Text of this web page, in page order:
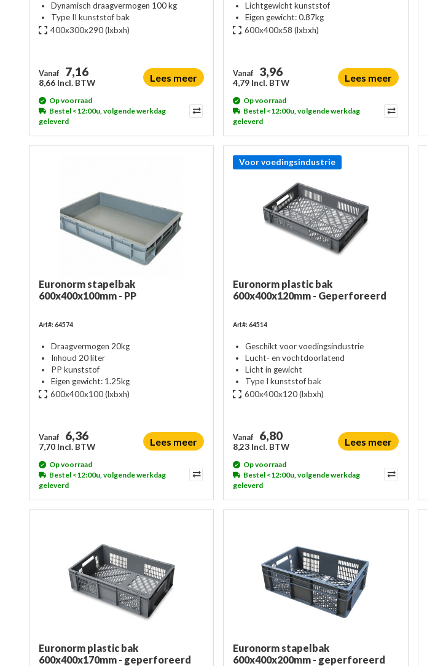
Dynamisch draagvermogen 100 kg
Type II kunststof bak
400x300x290(lxbxh)
Vanaf 7,16
8,66 Incl. BTW Lees meer
Op voorraad
Bestel <12:00u, volgende werkdag
geleverd
Lichtgewicht kunststof
Eigen gewicht: 0.87kg
600x400x58 (lxbxh)
Vanaf 3,96
4,79 Incl. BTW Lees meer
Op voorraad
Bestel <12:00u, volgende werkdag
geleverd
Euronorm stapelbak
600x400x100mm - PP
Art#: 64574
Draagvermogen 20kg
Inhoud 20 liter
PP kunststof
Eigen gewicht: 1.25kg
600x400x100(lxbxh)
Vanaf 6,36
7,70 Incl. BTW Lees meer
Op voorraad
Bestel <12:00u, volgende werkdag
geleverd
Voor voedingsindustrie
Euronorm plastic bak
600x400x120mm - Geperforeerd
Art#: 64514
Geschikt voor voedingsindustrie
Lucht- en vochtdoorlatend
Licht in gewicht
Type I kunststof bak
600x400x120(lxbxh)
Vanaf 6,80
8,23 Incl. BTW Lees meer
Op voorraad
Bestel <12:00u, volgende werkdag
geleverd
Euronorm plastic bak
600x400x170mm - geperforeerd
Euronorm stapelbak
600x400x200mm - geperforeerd